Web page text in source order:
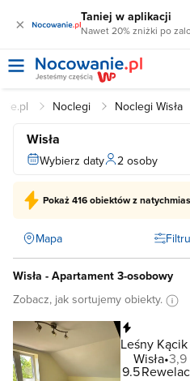
× Taniej w aplikacji
Nawet 20% zniżki po
Noclegi Noclegi Wisła
Wisła
Wybierz daty 2 osoby
Pokaż416 obiektówz
Mapa
Wisła - Apartament 3-osobowy
Zobacz, jak sortujemy obiekty.
Leśny Kącik
Wisła 3,9
9.5